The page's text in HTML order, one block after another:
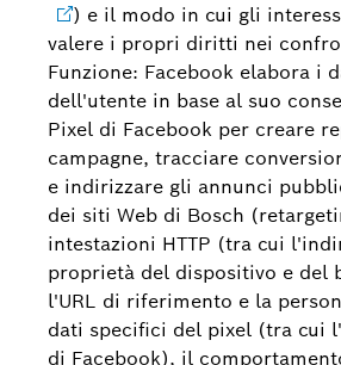
) e il modo in cui gli
valere i propri diritti nei
Funzione: Facebook elabora i
dell'utente in base al suo
Pixel di Facebook per creare
campagne, tracciare
e indirizzare gli annunci
dei siti Web di Bosch
intestazioni HTTP (tra cui
proprietà del dispositivo e del
l'URL di riferimento e la
dati specifici del pixel (tra cui
di Facebook), il